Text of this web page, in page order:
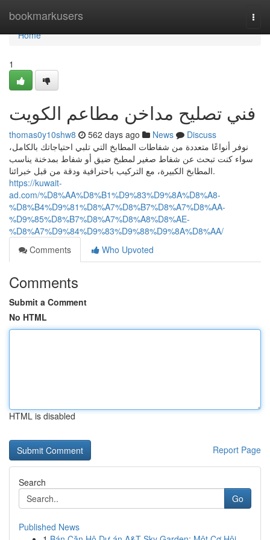
bookmarkusers
Home
Home
1
فني تصليح مداخن مطاعم الكويت
thomas0y10shw8 562 days ago News
Discuss
نوفر أنواعًا متعددة من شفاطات المطابخ التي تلبي احتياجاتك بالكامل،
سواء كنت تبحث عن شفاط صغير لمطبخ ضيق أو شفاط بمدخنة يناسب
المطابخ الكبيرة، مع التركيب باحترافية ودقة من قبل خبرائنا.
https://kuwait-
ad.com/%D8%AA%D8%B1%D9%83%D9%8A%D8%A8-
%D8%B4%D9%81%D8%A7%D8%B7%D8%A7%D8%AA-
%D9%85%D8%B7%D8%A7%D8%A8%D8%AE-
%D8%A7%D9%84%D9%83%D9%88%D9%8A%D8%AA/
Comments
Who Upvoted
Comments
Submit a Comment
No HTML
HTML is disabled
Report Page
Search
Go
Published News